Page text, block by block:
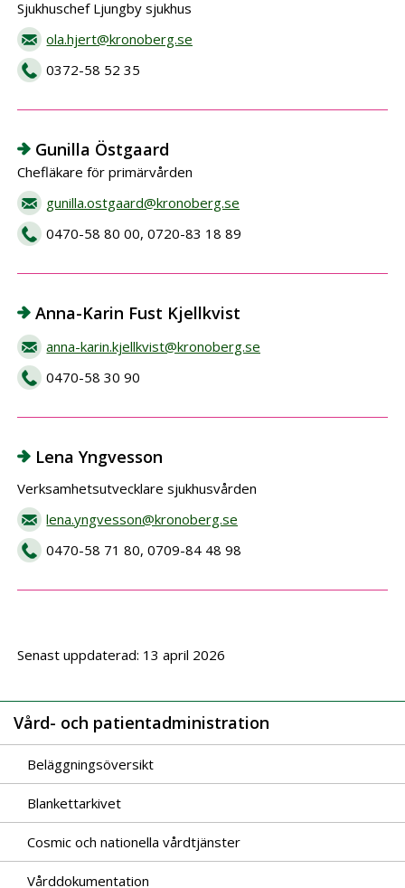
Sjukhuschef Ljungby sjukhus
ola.hjert@kronoberg.se
0372-58 52 35
Gunilla Östgaard
Chefläkare för primärvården
gunilla.ostgaard@kronoberg.se
0470-58 80 00, 0720-83 18 89
Anna-Karin Fust Kjellkvist
anna-karin.kjellkvist@kronoberg.se
0470-58 30 90
Lena Yngvesson
Verksamhetsutvecklare sjukhusvården
lena.yngvesson@kronoberg.se
0470-58 71 80, 0709-84 48 98
Senast uppdaterad: 13 april 2026
Vård- och patientadministration
Beläggningsöversikt
Blankettarkivet
Cosmic och nationella vårdtjänster
Vårddokumentation